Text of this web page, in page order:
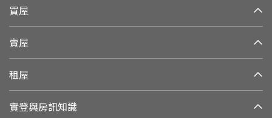
買屋
賣屋
租屋
實登與房訊知識